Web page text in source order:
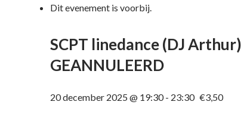
Dit evenement is voorbij.
SCPT linedance (DJ Arthur)
GEANNULEERD
20 december 2025 @ 19:30- 23:30 €3,50